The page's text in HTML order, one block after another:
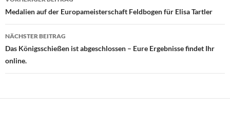
Medalien auf der Europameisterschaft Feldbogen für Elisa Tartler
NÄCHSTER BEITRAG
Das Königsschießen ist abgeschlossen – Eure Ergebnisse findet Ihr
online.